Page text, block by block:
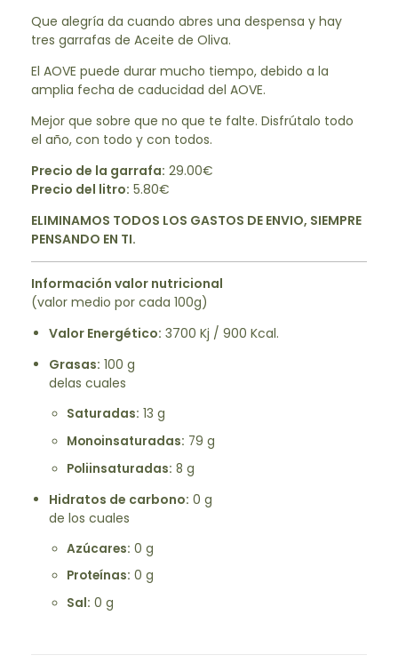
Que alegría da cuando abres una despensa y hay
tres garrafas de Aceite de Oliva.
El AOVE puede durar mucho tiempo, debido a la
amplia fecha de caducidad del AOVE.
Mejor que sobre que no que te falte. Disfrútalo todo
el año, con todo y con todos.
Precio de la garrafa: 29.00€
Precio del litro: 5.80€
ELIMINAMOS TODOS LOS GASTOS DE ENVIO, SIEMPRE
PENSANDO EN TI.
Información valor nutricional
(valor medio por cada 100g)
Valor Energético: 3700 Kj / 900 Kcal.
Grasas: 100 g
delas cuales
Saturadas: 13 g
Monoinsaturadas: 79 g
Poliinsaturadas: 8 g
Hidratos de carbono: 0 g
de los cuales
Azúcares: 0 g
Proteínas: 0 g
Sal: 0 g